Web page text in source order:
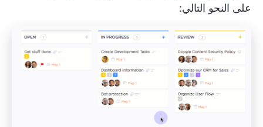
على النحو التالي: